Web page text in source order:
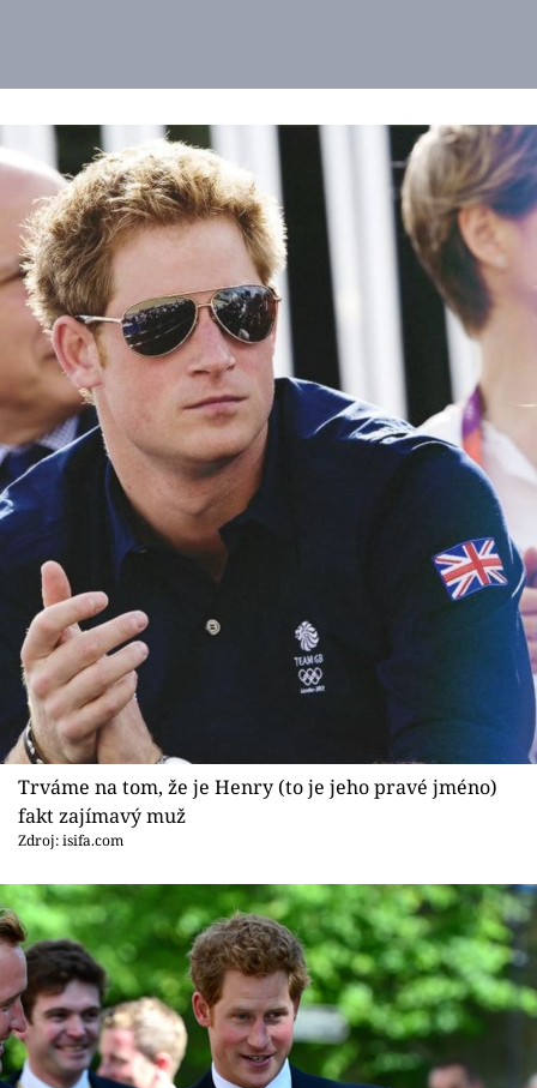
Trváme na tom, že je Henry (to je jeho pravé jméno)
fakt zajímavý muž
Zdroj: isifa.com